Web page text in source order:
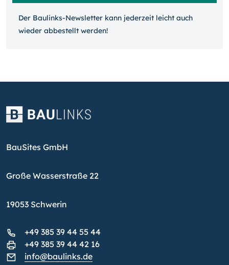
Der Baulinks-Newsletter kann jeder­zeit leicht auch
wieder ab­bestellt werden!
BauSites GmbH
Große Wasserstraße 22
19053 Schwerin
+49 385 39 44 55 44
+49 385 39 44 42 16
info@baulinks.de